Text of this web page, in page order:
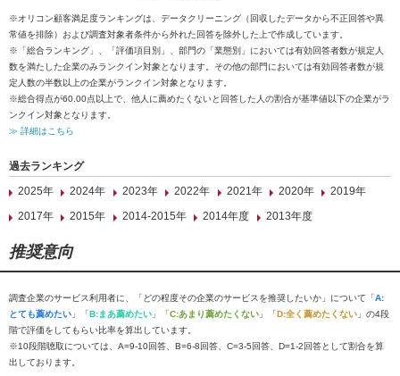
※オリコン顧客満足度ランキングは、データクリーニング（回収したデータから不正回答や異
常値を排除）および調査対象者条件から外れた回答を除外した上で作成しています。
※「総合ランキング」、「評価項目別」、部門の「業態別」においては有効回答者数が規定人
数を満たした企業のみランクイン対象となります。その他の部門においては有効回答者数が規
定人数の半数以上の企業がランクイン対象となります。
※総合得点が60.00点以上で、他人に薦めたくないと回答した人の割合が基準値以下の企業がラ
ンクイン対象となります。
≫ 詳細はこちら
過去ランキング
2025年
2024年 2023年 2022年 2021年 2020年
2019年
2017年
2015年 2014-2015年 2014年度 2013年度
推奨意向
調査企業のサービス利用者に、「どの程度その企業のサービスを推奨したいか」について「A:
とても薦めたい 」「B:まあ薦めたい 」「C:あまり薦めたくない 」「D:全く薦めたくない 」の4段
階で評価をしてもらい比率を算出しています。
※10段階聴取については、A=9-10回答、B=6-8回答、C=3-5回答、D=1-2回答として割合を算
出しております。